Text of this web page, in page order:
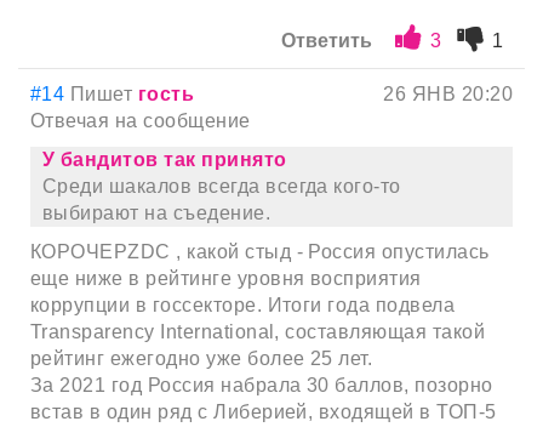
Ответить 3 1
#14 Пишет гость
26 ЯНВ 20:20
Отвечая на сообщение
У бандитов так принято
Среди шакалов всегда всегда кого-то
выбирают на съедение.
КОРОЧЕPZDC , какой стыд - Россия опустилась
еще ниже в рейтинге уровня восприятия
коррупции в госсекторе. Итоги года подвела
Transparency International, составляющая такой
рейтинг ежегодно уже более 25 лет.
За 2021 год Россия набрала 30 баллов, позорно
встав в один ряд с Либерией, входящей в ТОП-5